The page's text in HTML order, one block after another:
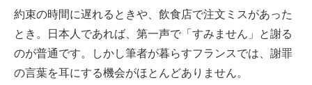
約束の時間に遅れるときや、飲食店で注文ミスがあった
とき。日本人であれば、第一声で「すみません」と謝る
のが普通です。しかし筆者が暮らすフランスでは、謝罪
の言葉を耳にする機会がほとんどありません。